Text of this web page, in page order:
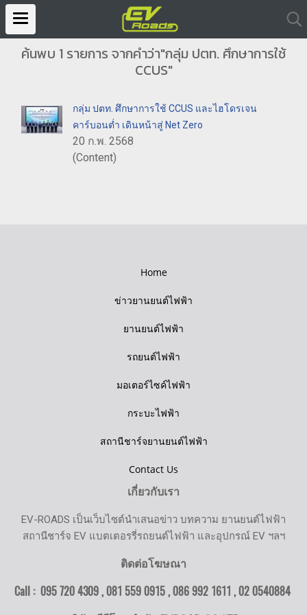
ค้นพบ 1 รายการ จากคำว่า"กลุ่ม ปตท. ศึกษาการใช้
CCUS"
กลุ่ม ปตท. ศึกษาการใช้ CCUS และไฮโดรเจน
คาร์บอนต่ำ เดินหน้าสู่ Net Zero
20 ก.พ. 2568
(Content)
Home
ข่าวยานยนต์ไฟฟ้า
ยานยนต์ไฟฟ้า
รถยนต์ไฟฟ้า
มอเตอร์ไซค์ไฟฟ้า
กระบะไฟฟ้า
สถานีชาร์จยานยนต์ไฟฟ้า
Contact Us
เกี่ยวกับเรา
EV-ROADS เป็นเว็บไซต์นำเสนอข่าว บทความ ยานยนต์ไฟฟ้า
สถานีชาร์จ EV แบตเตอรรี่รถยนต์ไฟฟ้า และอุปกรณ์ EV ฯลฯ
ติดต่อโฆษณา
Call : 095 720 4309 , 081 559 0915 , 086 992 1611 ,02 0540884